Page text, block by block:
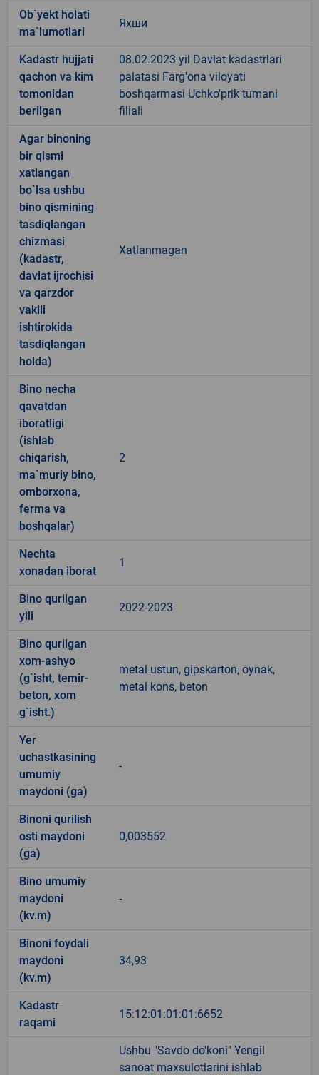
Ob`yekt holati
ma`lumotlari
Яхши
Kadastr hujjati
qachon va kim
tomonidan
berilgan
08.02.2023 yil Davlat kadastrlari
palatasi Farg'ona viloyati
boshqarmasi Uchko'prik tumani
filiali
Agar binoning
bir qismi
xatlangan
bo`lsa ushbu
bino qismining
tasdiqlangan
chizmasi
(kadastr,
davlat ijrochisi
va qarzdor
vakili
ishtirokida
tasdiqlangan
holda)
Xatlanmagan
Bino necha
qavatdan
iboratligi
(ishlab
chiqarish,
ma`muriy bino,
omborxona,
ferma va
boshqalar)
2
Nechta
xonadan iborat
1
Bino qurilgan
yili
2022-2023
Bino qurilgan
xom-ashyo
(g`isht, temir-
beton, xom
g`isht.)
metal ustun, gipskarton, oynak,
metal kons, beton
Yer
uchastkasining
umumiy
maydoni (ga)
-
Binoni qurilish
osti maydoni
(ga)
0,003552
Bino umumiy
maydoni
(kv.m)
-
Binoni foydali
maydoni
(kv.m)
34,93
Kadastr
raqami
15:12:01:01:01:6652
Ushbu "Savdo do'koni" Yengil
sanoat maxsulotlarini ishlab